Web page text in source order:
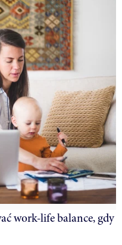
work-life balance, gdy